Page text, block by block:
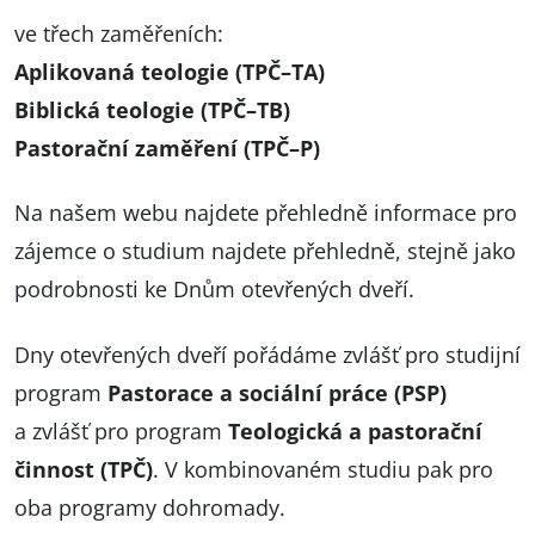
ve třech zaměřeních:
Aplikovaná teologie (TPČ–TA)
Biblická teologie (TPČ–TB)
Pastorační zaměření (TPČ–P)
Na našem webu najdete přehledně informace pro
zájemce o studium najdete přehledně, stejně jako
podrobnosti ke Dnům otevřených dveří.
Dny otevřených dveří pořádáme zvlášť pro studijní
program Pastorace a sociální práce (PSP)
a zvlášť pro program Teologická a pastorační
činnost (TPČ). V kombinovaném studiu pak pro
oba programy dohromady.